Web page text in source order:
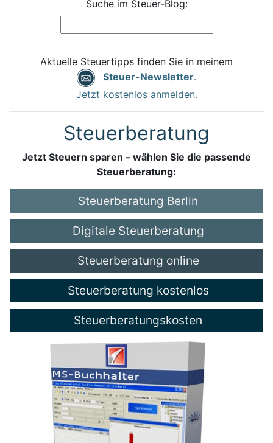
Suche im Steuer-Blog:
Aktuelle Steuertipps finden Sie in meinem
Steuer-Newsletter.
Jetzt kostenlos anmelden.
Steuerberatung
Jetzt Steuern sparen – wählen Sie die passende
Steuerberatung:
Steuerberatung Berlin
Digitale Steuerberatung
Steuerberatung online
Steuerberatung kostenlos
Steuerberatungskosten